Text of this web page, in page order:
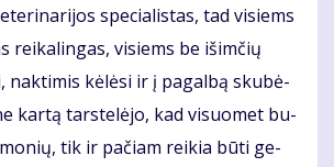
spe­cia­lis­tas, tad vi­siems
rei­ka­lin­gas, vi­siems be iš­im­čių
nak­ti­mis kė­lė­si ir į pa­gal­bą sku­bė­
kar­tą tars­te­lė­jo, kad vi­suo­met bu­
tik ir pa­čiam rei­kia bū­ti ge­